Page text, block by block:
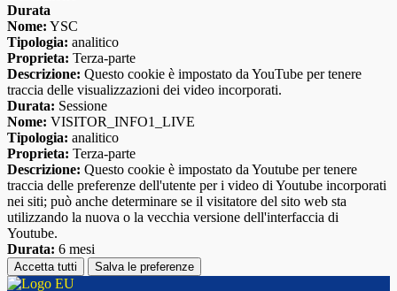
Durata
Nome: YSC
Tipologia: analitico
Proprieta: Terza-parte
Descrizione: Questo cookie è impostato da YouTube per tenere
traccia delle visualizzazioni dei video incorporati.
Durata: Sessione
Nome: VISITOR_INFO1_LIVE
Tipologia: analitico
Proprieta: Terza-parte
Descrizione: Questo cookie è impostato da Youtube per tenere
traccia delle preferenze dell'utente per i video di Youtube incorporati
nei siti; può anche determinare se il visitatore del sito web sta
utilizzando la nuova o la vecchia versione dell'interfaccia di
Youtube.
Durata: 6 mesi
Accetta tutti Salva le preferenze